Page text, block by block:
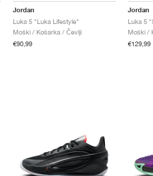
Jordan
Luka 5 "Luka Lifestyle"
Moški / Košarka / Čevlji
€90,99
Jordan
Luka 5
Moški /
€129,99